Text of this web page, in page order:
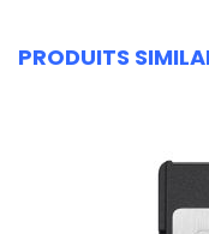
PRODUITS